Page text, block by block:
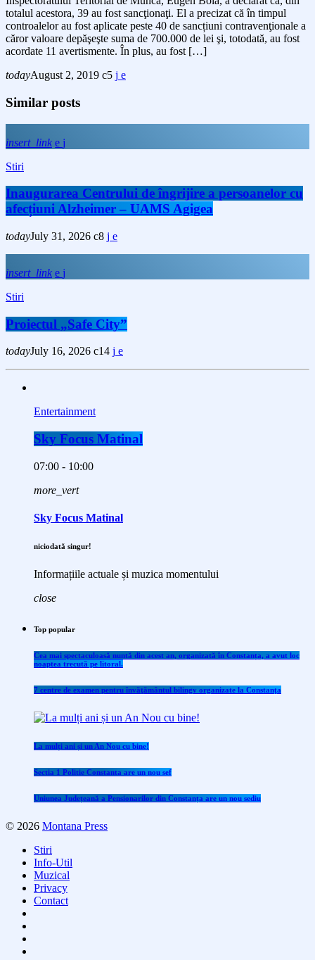
totalul acestora, 39 au fost sancţionaţi. El a precizat că în timpul
controalelor au fost aplicate peste 40 de sancțiuni contravenţionale a
căror valoare depăşeşte suma de 700.000 de lei şi, totodată, au fost
acordate 11 avertismente. În plus, au fost […]
todayAugust 2, 2019 5
Similar posts
insert_link
Stiri
Inaugurarea Centrului de îngrijire a persoanelor cu
afecțiuni Alzheimer – UAMS Agigea
todayJuly 31, 2026 8
insert_link
Stiri
Proiectul „Safe City”
todayJuly 16, 2026 14
Entertainment
Sky Focus Matinal
07:00 - 10:00
more_vert
Sky Focus Matinal
niciodată singur!
Informațiile actuale și muzica momentului
close
Top popular
Cea mai spectaculoasă nuntă din acest an, organizată în Constanța, a avut loc
noaptea trecută pe litoral.
7 centre de examen pentru învăţământul bilingv organizate la Constanţa
La mulți ani și un An Nou cu bine!
Sectia 1 Politie Constanta are un nou sef
Uniunea Județeană a Pensionarilor din Constanța are un nou sediu
© 2026 Montana Press
Stiri
Info-Util
Muzical
Privacy
Contact